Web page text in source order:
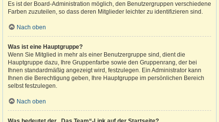
Es ist der Board-Administration möglich, den Benutzergruppen verschiedene
Farben zuzuteilen, so dass deren Mitglieder leichter zu identifizieren sind.
Nach oben
Was ist eine Hauptgruppe?
Wenn Sie Mitglied in mehr als einer Benutzergruppe sind, dient die
Hauptgruppe dazu, Ihre Gruppenfarbe sowie den Gruppenrang, der bei
Ihnen standardmäßig angezeigt wird, festzulegen. Ein Administrator kann
Ihnen die Berechtigung geben, Ihre Hauptgruppe im persönlichen Bereich
selbst festzulegen.
Nach oben